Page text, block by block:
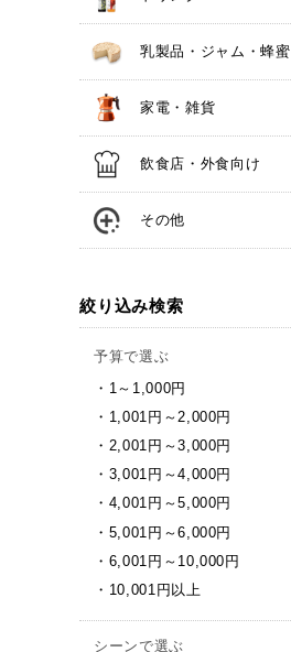
乳製品・ジャム・蜂蜜
家電・雑貨
飲食店・外食向け
その他
絞り込み検索
予算で選ぶ
1～1,000円
1,001円～2,000円
2,001円～3,000円
3,001円～4,000円
4,001円～5,000円
5,001円～6,000円
6,001円～10,000円
10,001円以上